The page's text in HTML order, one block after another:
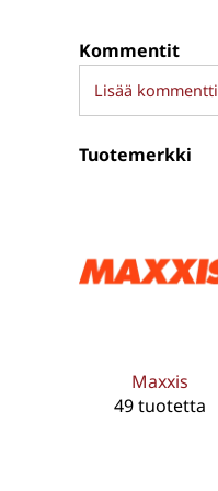
Kommentit
Lisää kommentti
Tuotemerkki
Maxxis
49 tuotetta